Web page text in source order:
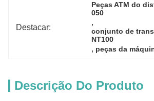
Destacar:
Peças ATM do
050
,
conjunto de
NT100
, peças da
Descrição Do Produto